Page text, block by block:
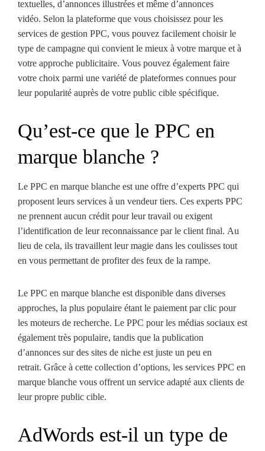
textuelles, d’annonces illustrées et même d’annonces
vidéo. Selon la plateforme que vous choisissez pour les
services de gestion PPC, vous pouvez facilement choisir le
type de campagne qui convient le mieux à votre marque et à
votre approche publicitaire. Vous pouvez également faire
votre choix parmi une variété de plateformes connues pour
leur popularité auprès de votre public cible spécifique.
Qu’est-ce que le PPC en
marque blanche ?
Le PPC en marque blanche est une offre d’experts PPC qui
proposent leurs services à un vendeur tiers. Ces experts PPC
ne prennent aucun crédit pour leur travail ou exigent
l’identification de leur reconnaissance par le client final. Au
lieu de cela, ils travaillent leur magie dans les coulisses tout
en vous permettant de profiter des feux de la rampe.
Le PPC en marque blanche est disponible dans diverses
approches, la plus populaire étant le paiement par clic pour
les moteurs de recherche. Le PPC pour les médias sociaux est
également très populaire, tandis que la publication
d’annonces sur des sites de niche est juste un peu en
retrait. Grâce à cette collection d’options, les services PPC en
marque blanche vous offrent un service adapté aux clients de
leur propre public cible.
AdWords est-il un type de